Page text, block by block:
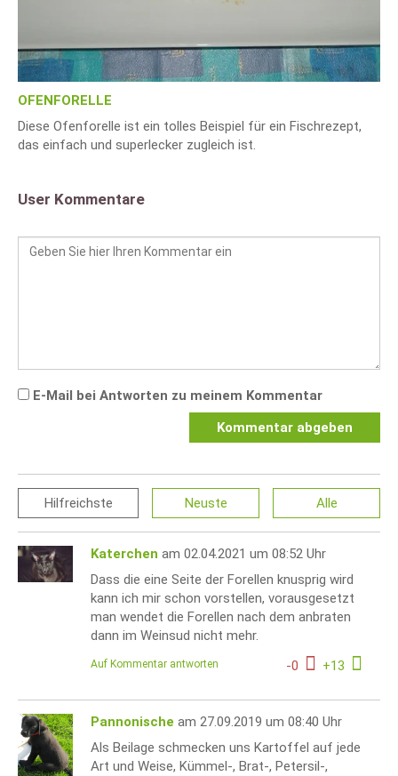
OFENFORELLE
Diese Ofenforelle ist ein tolles Beispiel für ein Fischrezept,
das einfach und superlecker zugleich ist.
User Kommentare
E-Mail bei Antworten zu meinem Kommentar
Kommentar abgeben
Hilfreichste Neuste Alle
Katerchen am 02.04.2021 um 08:52 Uhr
Dass die eine Seite der Forellen knusprig wird
kann ich mir schon vorstellen, vorausgesetzt
man wendet die Forellen nach dem anbraten
dann im Weinsud nicht mehr.
-0 +13
Auf Kommentar antworten
Pannonische am 27.09.2019 um 08:40 Uhr
Als Beilage schmecken uns Kartoffel auf jede
Art und Weise, Kümmel-, Brat-, Petersil-,